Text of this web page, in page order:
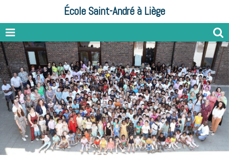
École Saint-André à Liège